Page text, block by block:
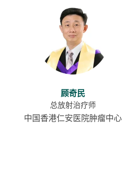
顾奇民
总放射治疗师
中国香港仁安医院肿瘤中心